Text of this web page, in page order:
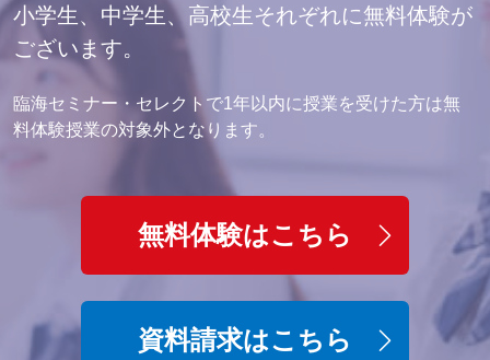
小学生、中学生、高校生それぞれに無料体験が
ございます。
臨海セミナー・セレクトで1年以内に授業を受けた方は無
料体験授業の対象外となります。
無料体験はこちら
資料請求はこちら